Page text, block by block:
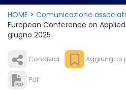
HOME > Comunicazione
European Conference on
giugno 2025
Condividi Aggiungi ai
Pdf